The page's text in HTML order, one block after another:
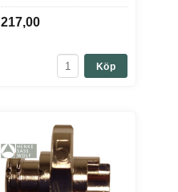
217,00
Köp